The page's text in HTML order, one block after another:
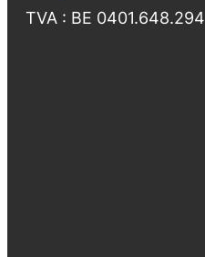
TVA : BE 0401.648.294